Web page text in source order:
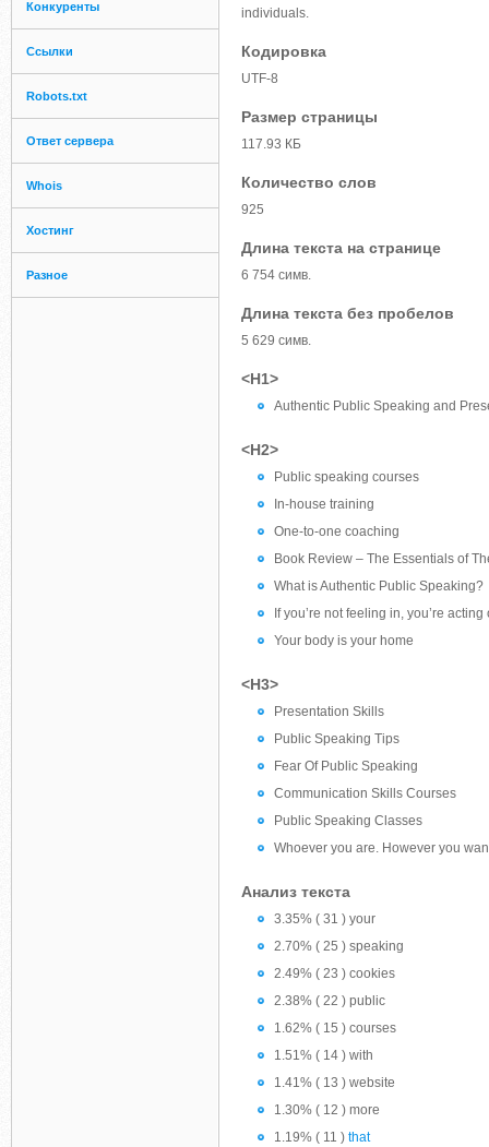
Конкуренты
Ссылки
Robots.txt
Ответ сервера
Whois
Хостинг
Разное
individuals.
Кодировка
UTF-8
Размер страницы
117.93 КБ
Количество слов
925
Длина текста на странице
6 754 симв.
Длина текста без пробелов
5 629 симв.
<H1>
Authentic Public Speaking and
<H2>
Public speaking courses
In-house training
One-to-one coaching
Book Review – The Essentials of
What is Authentic Public Speaking?
If you’re not feeling in, you’re acting
Your body is your home
<H3>
Presentation Skills
Public Speaking Tips
Fear Of Public Speaking
Communication Skills Courses
Public Speaking Classes
Whoever you are. However you
Анализ текста
3.35% ( 31 ) your
2.70% ( 25 ) speaking
2.49% ( 23 ) cookies
2.38% ( 22 ) public
1.62% ( 15 ) courses
1.51% ( 14 ) with
1.41% ( 13 ) website
1.30% ( 12 ) more
1.19% ( 11 ) that